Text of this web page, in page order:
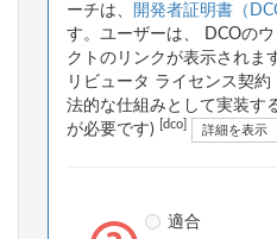
ーチは、
開発者証明書（
す。ユーザーは、 DCOの
クトのリンクが表示されま
リビュータ ライセンス契
法的な仕組みとして実装す
が必要です)
[dco] 詳細を表示
適合